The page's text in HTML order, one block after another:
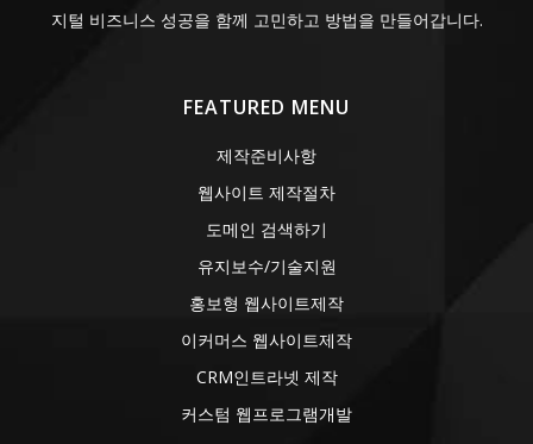
지털 비즈니스 성공을 함께 고민하고 방법을 만들어갑니다.
FEATURED MENU
제작준비사항
웹사이트 제작절차
도메인 검색하기
유지보수/기술지원
홍보형 웹사이트제작
이커머스 웹사이트제작
CRM인트라넷 제작
커스텀 웹프로그램개발